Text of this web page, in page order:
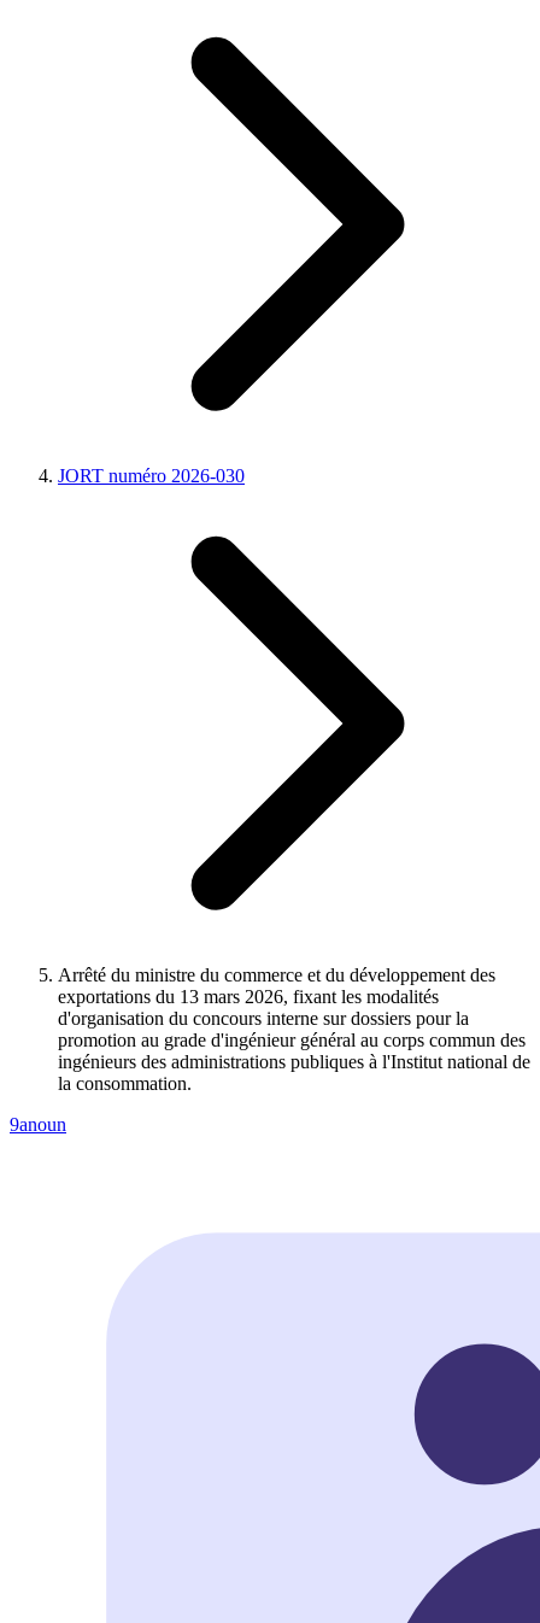
JORT numéro 2026-030
Arrêté du ministre du commerce et du développement des
exportations du 13 mars 2026, fixant les modalités
d'organisation du concours interne sur dossiers pour la
promotion au grade d'ingénieur général au corps commun des
ingénieurs des administrations publiques à l'Institut national de
la consommation.
9anoun